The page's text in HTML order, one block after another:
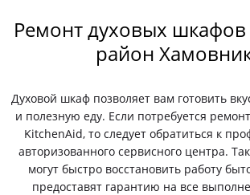
Ремонт духовых шкафов
район
Духовой шкаф позволяет вам готовить
и полезную еду. Если потребуется
KitchenAid, то следует обратиться к
авторизованного сервисного центра.
могут быстро восстановить работу
предоставят гарантию на все